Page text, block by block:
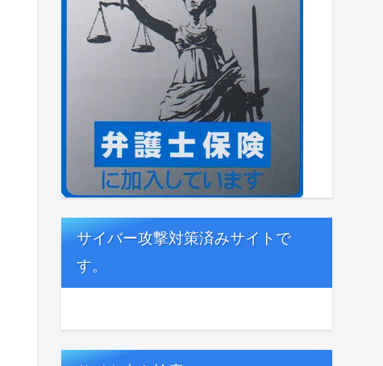
サイバー攻撃対策済みサイトで
す。